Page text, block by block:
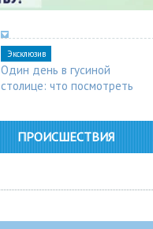
Эксклюзив
Один день в гусиной
столице: что посмотреть
ПРОИСШЕСТВИЯ